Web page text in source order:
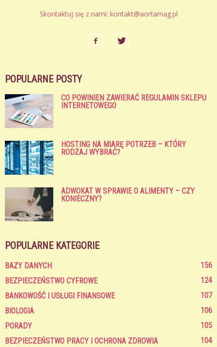
Skontaktuj się z nami: kontakt@aortamag.pl
POPULARNE POSTY
CO POWINIEN ZAWIERAĆ REGULAMIN SKLEPU
INTERNETOWEGO
HOSTING NA MIARĘ POTRZEB – KTÓRY
RODZAJ WYBRAĆ?
ADWOKAT W SPRAWIE O ALIMENTY – CZY
KONIECZNY?
POPULARNE KATEGORIE
BAZY DANYCH
156
BEZPIECZEŃSTWO CYFROWE
124
BANKOWOŚĆ I USŁUGI FINANSOWE
107
BIOLOGIA
106
PORADY
105
BEZPIECZEŃSTWO PRACY I OCHRONA ZDROWIA
104